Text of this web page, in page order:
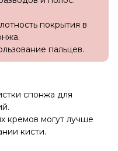
покрытия в
пальцев.
спонжа для
кремов могут лучше
кисти.